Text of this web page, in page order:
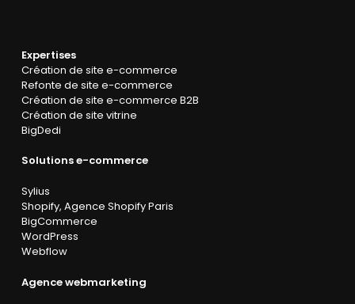
Expertises
Création de site e-commerce
Refonte de site e-commerce
Création de site e-commerce B2B
Création de site vitrine
BigDedi
Solutions e-commerce
Sylius
Shopify, Agence Shopify Paris
BigCommerce
WordPress
Webflow
Agence webmarketing